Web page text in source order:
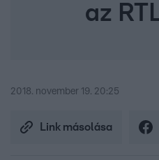
az
2018. november 19. 20:25
Link másolása